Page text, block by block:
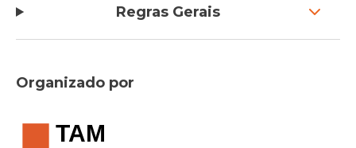
Regras Gerais
Organizado por
TAM